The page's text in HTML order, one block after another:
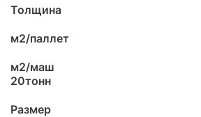
Толщина
м2/паллет
м2/маш
20тонн
Размер